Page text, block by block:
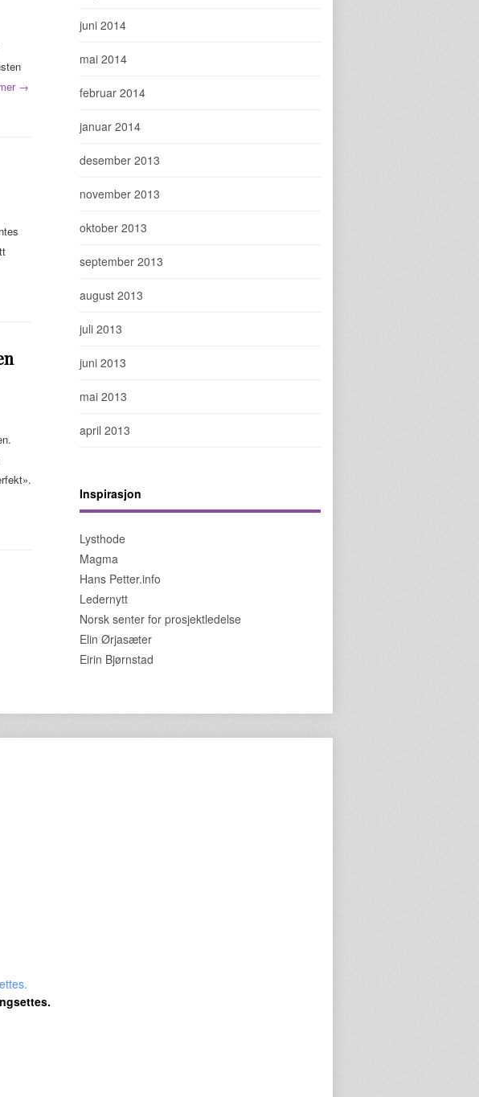
→
juni 2014
mai 2014
februar 2014
januar 2014
desember 2013
november 2013
oktober 2013
september 2013
august 2013
juli 2013
juni 2013
mai 2013
april 2013
Inspirasjon
Lysthode
Magma
Hans Petter.info
Ledernytt
Norsk senter for prosjektledelse
Elin Ørjasæter
Eirin Bjørnstad